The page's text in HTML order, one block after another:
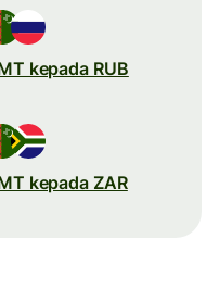
kepada RUB
kepada ZAR